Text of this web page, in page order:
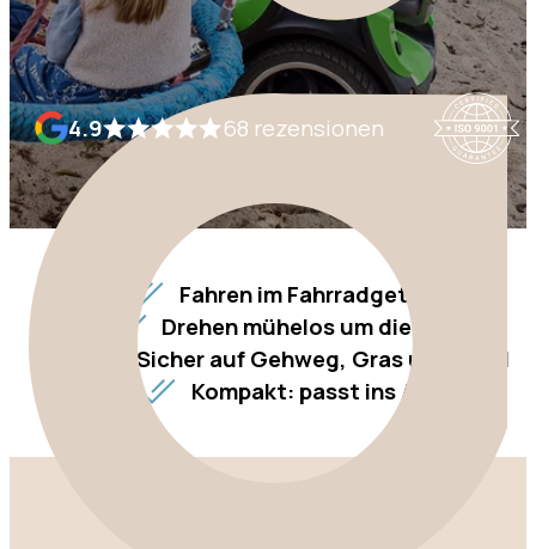
4.9 68 rezensionen
Fahren im Fahrradgetempo
Drehen mühelos um die Achse
Sicher auf Gehweg, Gras und Sand
Kompakt: passt ins Auto